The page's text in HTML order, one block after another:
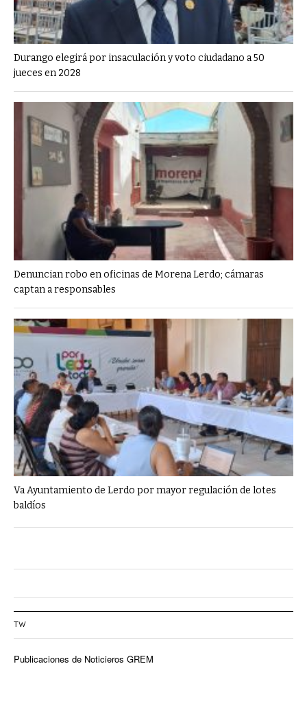
Durango elegirá por insaculación y voto ciudadano a 50
jueces en 2028
Denuncian robo en oficinas de Morena Lerdo; cámaras
captan a responsables
Va Ayuntamiento de Lerdo por mayor regulación de lotes
baldíos
TW
Publicaciones de Noticieros GREM